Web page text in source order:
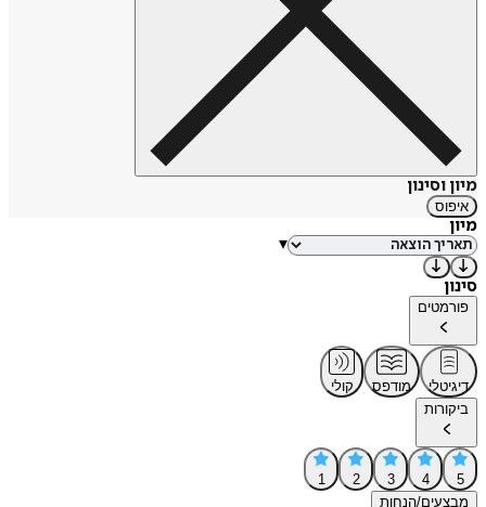
מיון וסינון
איפוס
מיון
▾
סינון
פורמטים
דיגיטלי מודפס
קולי
ביקורות
5
4
3
2
1
מבצעים/הנחות